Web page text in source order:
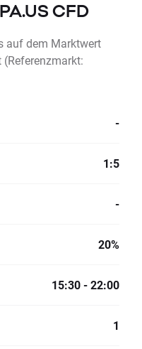
CFD
auf dem Marktwert
(Referenzmarkt:
-
1:5
-
20%
15:30 - 22:00
1